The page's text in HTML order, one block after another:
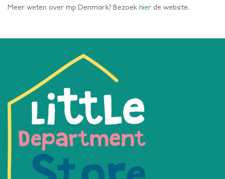
Meer weten over mp Denmark? Bezoek hier de website.